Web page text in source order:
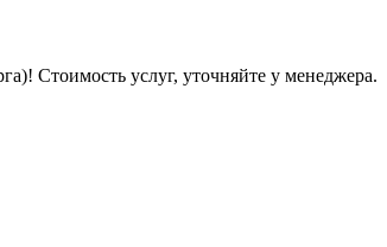
Стоимость услуг, уточняйте у менеджера.